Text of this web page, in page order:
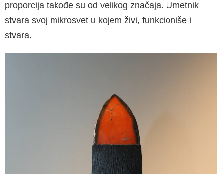
proporcija takođe su od velikog značaja. Umetnik
stvara svoj mikrosvet u kojem živi, funkcioniše i
stvara.